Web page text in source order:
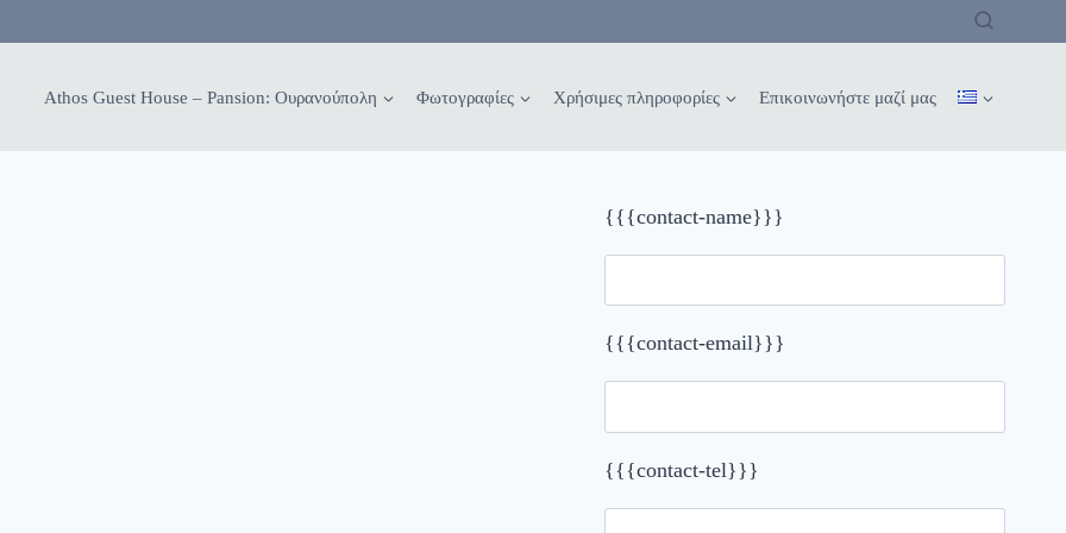
Athos Guest House – Pansion: Ουρανούπολη Φωτογραφίες Χρήσιμες πληροφορίες Επικοινωνήστε μαζί μας
{{{contact-name}}}
{{{contact-email}}}
{{{contact-tel}}}